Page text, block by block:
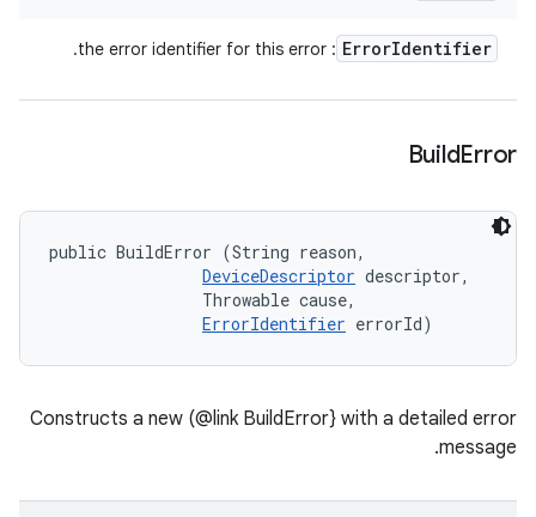
ErrorIdentifier
: the error identifier for this error.
BuildError
public BuildError (String reason,
DeviceDescriptor descriptor,
                Throwable cause,
ErrorIdentifier errorId)
Constructs a new (@link BuildError} with a detailed error
message.